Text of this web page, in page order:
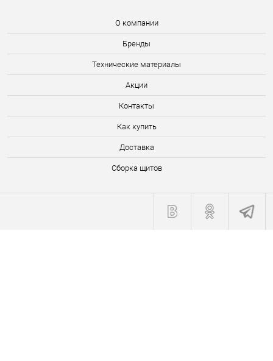
О компании
Бренды
Технические материалы
Акции
Контакты
Как купить
Доставка
Сборка щитов